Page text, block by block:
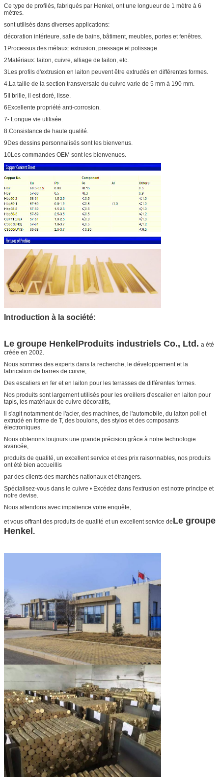
Ce type de profilés, fabriqués par Henkel, ont une longueur de 1 mètre à 6
mètres.
sont utilisés dans diverses applications:
décoration intérieure, salle de bains, bâtiment, meubles, portes et fenêtres.
1Processus des métaux: extrusion, pressage et polissage.
2Matériaux: laiton, cuivre, alliage de laiton, etc.
3Les profils d'extrusion en laiton peuvent être extrudés en différentes formes.
4.La taille de la section transversale du cuivre varie de 5 mm à 190 mm.
5Il brille, il est doré, lisse.
6Excellente propriété anti-corrosion.
7- Longue vie utilisée.
8.Consistance de haute qualité.
9Des dessins personnalisés sont les bienvenus.
10Les commandes OEM sont les bienvenues.
Introduction à la société:
Le groupe Henkel Produits industriels Co., Ltd. a été
créée en 2002.
Nous sommes des experts dans la recherche, le développement et la
fabrication de barres de cuivre,
Des escaliers en fer et en laiton pour les terrasses de différentes formes.
Nos produits sont largement utilisés pour les oreillers d'escalier en laiton pour
tapis, les matériaux de cuivre décoratifs,
Il s'agit notamment de l'acier, des machines, de l'automobile, du laiton poli et
extrudé en forme de T, des boulons, des stylos et des composants
électroniques.
Nous obtenons toujours une grande précision grâce à notre technologie
avancée,
produits de qualité, un excellent service et des prix raisonnables, nos produits
ont été bien accueillis
par des clients des marchés nationaux et étrangers.
Spécialisez-vous dans le cuivre • Excédez dans l'extrusion est notre principe et
notre devise.
Nous attendons avec impatience votre enquête,
et vous offrant des produits de qualité et un excellent service deLe groupe
Henkel .